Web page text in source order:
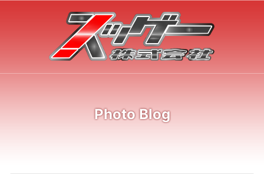
Photo Blog